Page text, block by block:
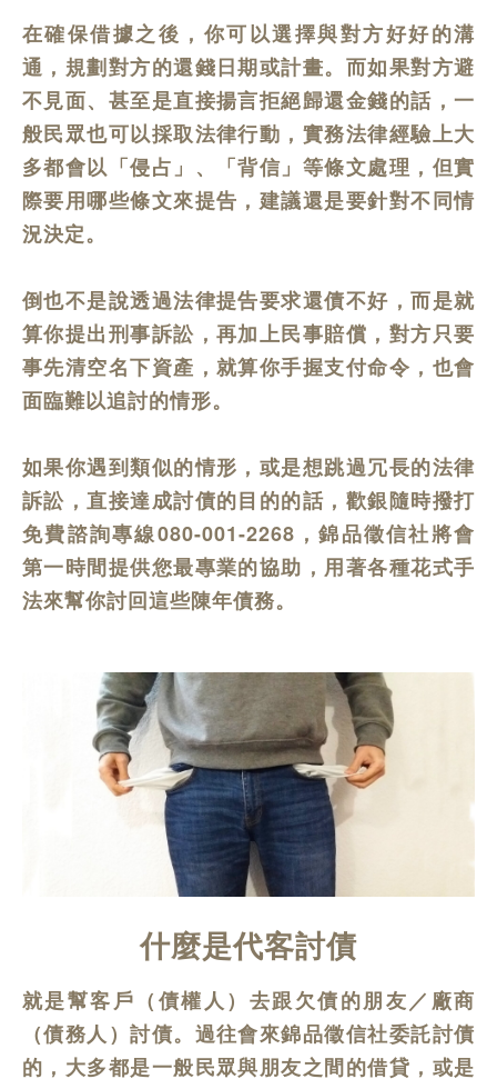
在確保借據之後，你可以選擇與對方好好的溝
通，規劃對方的還錢日期或計畫。而如果對方避
不見面、甚至是直接揚言拒絕歸還金錢的話，一
般民眾也可以採取法律行動，實務法律經驗上大
多都會以「侵占」、「背信」等條文處理，但實
際要用哪些條文來提告，建議還是要針對不同情
況決定。
倒也不是說透過法律提告要求還債不好，而是就
算你提出刑事訴訟，再加上民事賠償，對方只要
事先清空名下資產，就算你手握支付命令，也會
面臨難以追討的情形。
如果你遇到類似的情形，或是想跳過冗長的法律
訴訟，直接達成討債的目的的話，歡銀隨時撥打
免費諮詢專線080-001-2268，錦品徵信社將會
第一時間提供您最專業的協助，用著各種花式手
法來幫你討回這些陳年債務。
什麼是代客討債
就是幫客戶（債權人）去跟欠債的朋友／廠商
（債務人）討債。過往會來錦品徵信社委託討債
的，大多都是一般民眾與朋友之間的借貸，或是